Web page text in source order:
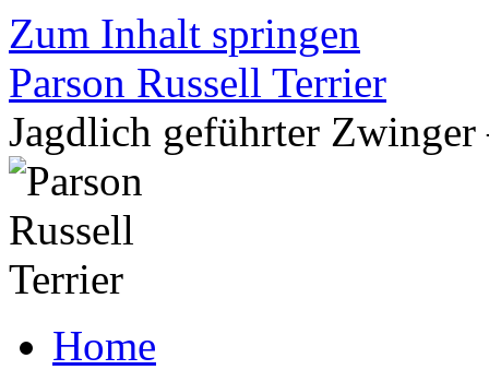
Zum Inhalt springen
Parson Russell Terrier
Jagdlich geführter
Home